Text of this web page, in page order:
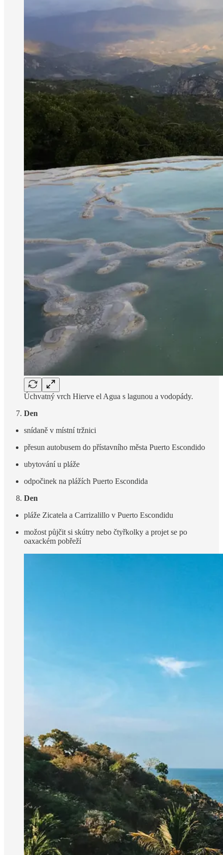
Úchvatný vrch Hierve el Agua s lagunou a vodopády.
Den
snídaně v místní tržnici
přesun autobusem do přístavního města Puerto Escondido
ubytování u pláže
odpočinek na plážích Puerto Escondida
Den
pláže Zicatela a Carrizalillo v Puerto Escondidu
možost půjčit si skútry nebo čtyřkolky a projet se po
oaxackém pobřeží